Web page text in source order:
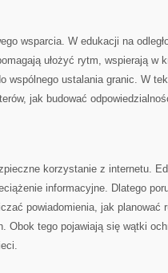
wsparcia. W edukacji na
ułożyć rytm, wspierają w
wspólnego ustalania granic. W
jak budować
korzystanie z internetu.
informacyjne. Dlatego
powiadomienia, jak planować
Obok tego pojawiają się wątki